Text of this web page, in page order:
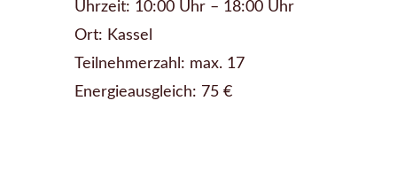
Uhrzeit: 10:00 Uhr – 18:00 Uhr
Ort: Kassel
Teilnehmerzahl: max. 17
Energieausgleich: 75 €